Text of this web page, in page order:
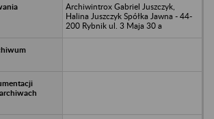
Archiwintrox Gabriel Juszczyk,
Halina Juszczyk Spółka Jawna - 44-
200 Rybnik ul. 3 Maja 30 a